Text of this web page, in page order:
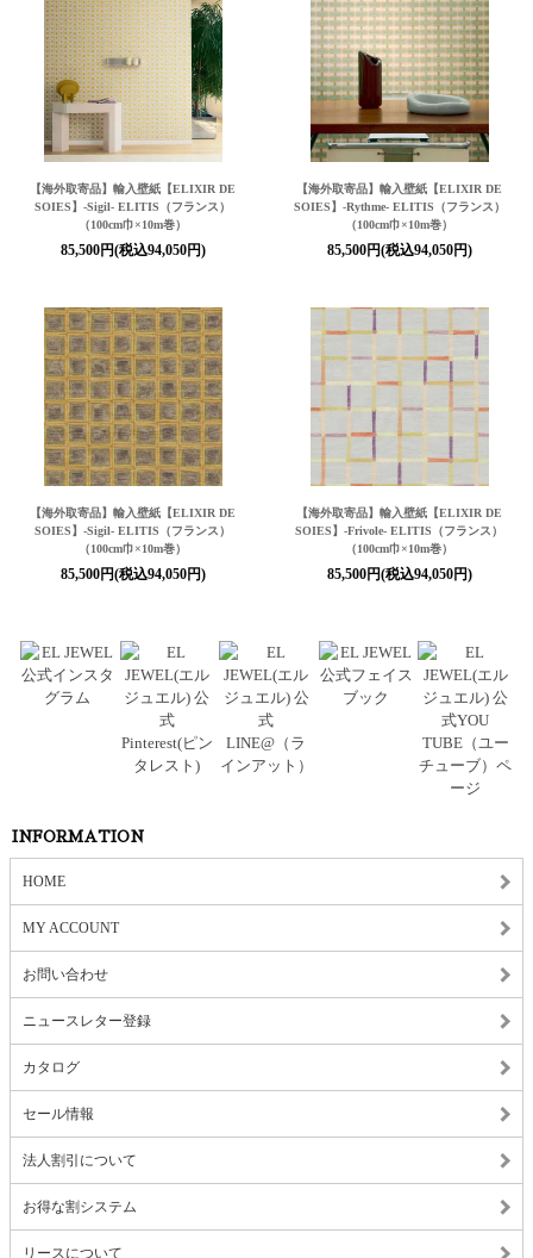
【海外取寄品】輸入壁紙 【ELIXIR DE
SOIES】-Sigil- ELITIS（フランス）
（100cm巾×10m巻）
85,500円(税込94,050円)
【海外取寄品】輸入壁紙 【ELIXIR DE
SOIES】 -Rythme- ELITIS（フランス）
（100cm巾×10m巻）
85,500円(税込94,050円)
【海外取寄品】輸入壁紙 【ELIXIR DE
SOIES】-Sigil- ELITIS（フランス）
（100cm巾×10m巻）
85,500円(税込94,050円)
【海外取寄品】輸入壁紙 【ELIXIR DE
SOIES】-Frivole- ELITIS（フランス）
（100cm巾×10m巻）
85,500円(税込94,050円)
INFORMATION
HOME
MY ACCOUNT
お問い合わせ
ニュースレター登録
カタログ
セール情報
法人割引について
お得な割システム
リースについて